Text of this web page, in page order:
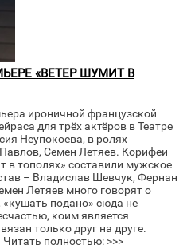
«ВЕТЕР ШУМИТ В
ироничной французской
для трёх актёров в Театре
Неупокоева, в ролях
Семен Летяев. Корифеи
в тополях» составили мужское
– Владислав Шевчук, Фернан
Летяев много говорят о
«кушать подано» сюда не
коим является
только друг на друге.
полностью: >>>